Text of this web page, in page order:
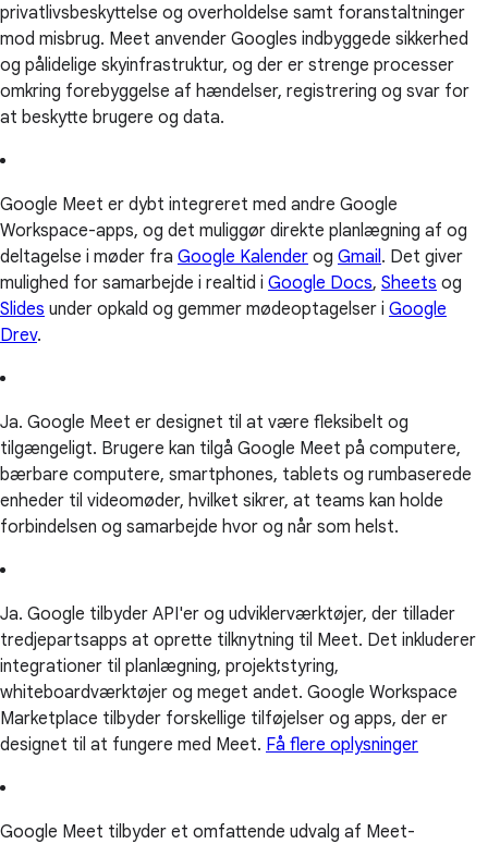
privatlivsbeskyttelse og overholdelse samt foranstaltninger
mod misbrug. Meet anvender Googles indbyggede sikkerhed
og pålidelige skyinfrastruktur, og der er strenge processer
omkring forebyggelse af hændelser, registrering og svar for
at beskytte brugere og data.
Google Meet er dybt integreret med andre Google
Workspace-apps, og det muliggør direkte planlægning af og
deltagelse i møder fra Google Kalender og Gmail . Det giver
mulighed for samarbejde i realtid i Google Docs, Sheets og
Slides under opkald og gemmer mødeoptagelser i Google
Drev.
Ja. Google Meet er designet til at være fleksibelt og
tilgængeligt. Brugere kan tilgå Google Meet på computere,
bærbare computere, smartphones, tablets og rumbaserede
enheder til videomøder, hvilket sikrer, at teams kan holde
forbindelsen og samarbejde hvor og når som helst.
Ja. Google tilbyder API'er og udviklerværktøjer, der tillader
tredjepartsapps at oprette tilknytning til Meet. Det inkluderer
integrationer til planlægning, projektstyring,
whiteboardværktøjer og meget andet. Google Workspace
Marketplace tilbyder forskellige tilføjelser og apps, der er
designet til at fungere med Meet. Få flere oplysninger
Google Meet tilbyder et omfattende udvalg af Meet-